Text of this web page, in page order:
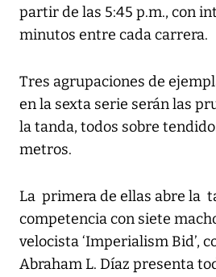
partir de las 5:45 p.m., con
minutos entre cada carrera.
Tres agrupaciones de
en la sexta serie serán las
la tanda, todos sobre
metros.
La primera de ellas abre la
competencia con siete
velocista ‘Imperialism Bid’,
Abraham L. Díaz presenta